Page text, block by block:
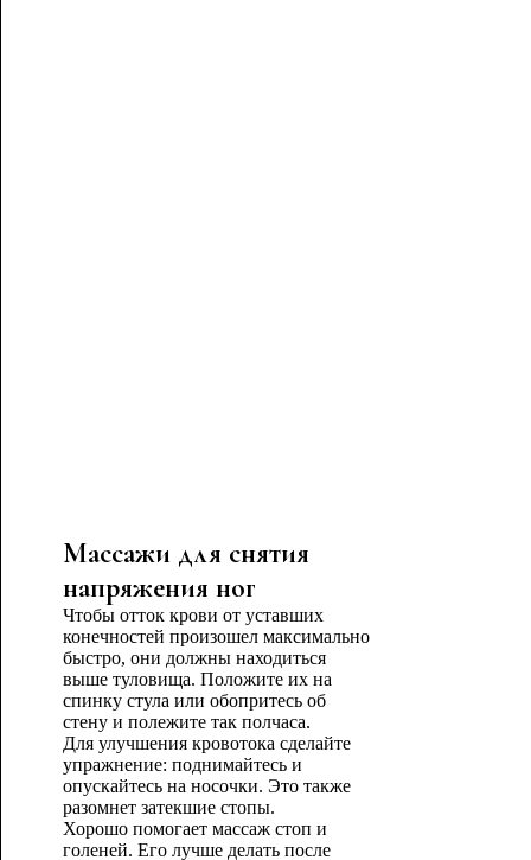
Массажи для снятия
напряжения ног
Чтобы отток крови от уставших
конечностей произошел максимально
быстро, они должны находиться
выше туловища. Положите их на
спинку стула или обопритесь об
стену и полежите так полчаса.
Для улучшения кровотока сделайте
упражнение: поднимайтесь и
опускайтесь на носочки. Это также
разомнет затекшие стопы.
Хорошо помогает массаж стоп и
голеней. Его лучше делать после